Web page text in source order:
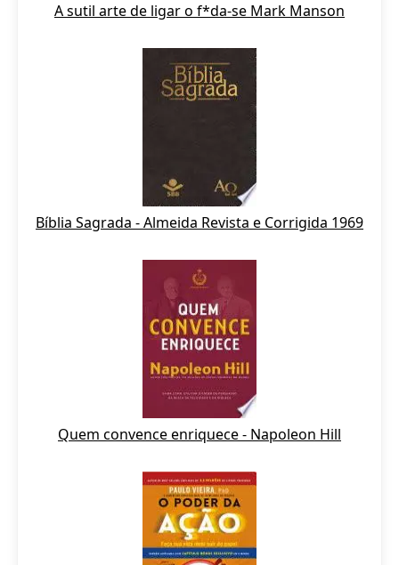
A sutil arte de ligar o f*da-se Mark Manson
Bíblia Sagrada - Almeida Revista e Corrigida 1969
Quem convence enriquece - Napoleon Hill